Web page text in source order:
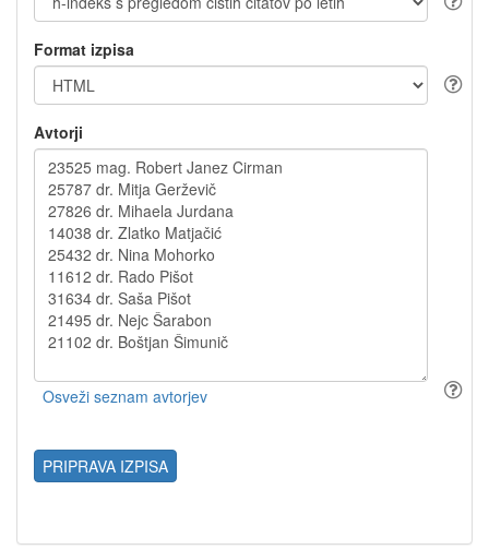
Format izpisa
Avtorji
PRIPRAVA IZPISA